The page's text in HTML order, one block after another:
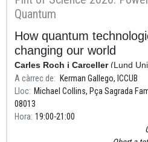
Quantum
How quantum
changing our world
Carles Roch i Carceller(Lund
A càrrec de
Kerman Gallego, ICCUB
Lloc Michael Collins, Pça Sagrada
08013
Hora 19:00 21:00